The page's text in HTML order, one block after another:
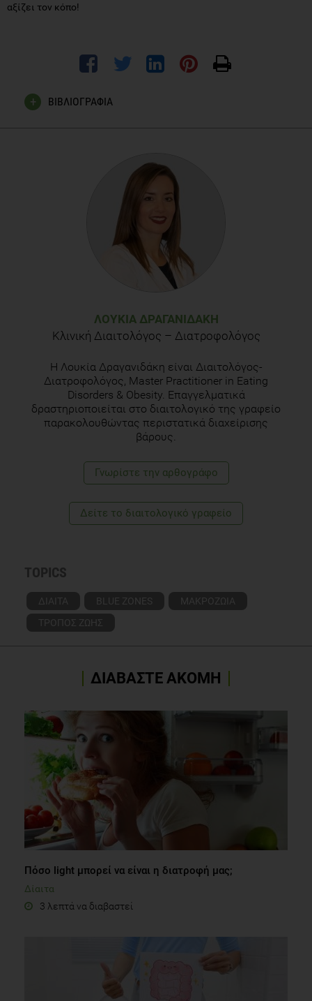
αξίζει τον κόπο!
ΒΙΒΛΙΟΓΡΑΦΙΑ
Oct; 10(5): 318–321, PMID:30202288
10.1177/1559827616637066
Lucrezia Bottalico
Kastriot Haxhirexha ,
, Healthy Diets and Lifestyles in the World:
Mediterranean and Blue Zone People Live Longer. Special
Focus on Gut Microbiota and Some Food Components, 2024
April; 1774 – 1784, PMID: 38566378,
ΛΟΥΚΊΑ ΔΡΑΓΑΝΙΔΆΚΗ
Κλινική Διαιτολόγος – Διατροφολόγος
Η Λουκία Δραγανιδάκη είναι Διαιτολόγος-
Διατροφολόγος, Master Practitioner in Eating
Disorders & Obesity. Επαγγελματικά
δραστηριοποιείται στο διαιτολογικό της γραφείο
παρακολουθώντας περιστατικά διαχείρισης
βάρους.
Γνωρίστε την αρθογράφο
Δείτε το διαιτολογικό γραφείο
TOPICS
ΔΙΑΙΤΑ BLUE ZONES
ΜΑΚΡΟΖΩΙΑ
ΤΡΟΠΟΣ ΖΩΗΣ
ΔΙΑΒΑΣΤΕ ΑΚΟΜΗ
Πόσο light μπορεί να είναι η διατροφή μας;
Δίαιτα
3 λεπτά να διαβαστεί